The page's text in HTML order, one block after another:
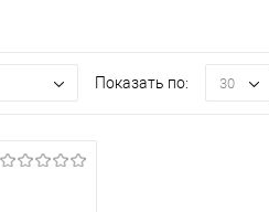
Показать по: 30